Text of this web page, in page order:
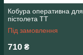
Кобура оперативна для
пістолета ТТ
Під замовлення
710 ₴